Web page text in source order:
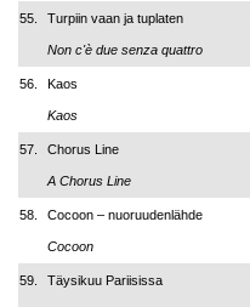
55. Turpiin vaan ja tuplaten
Non c'è due senza quattro
56. Kaos
Kaos
57. Chorus Line
A Chorus Line
58. Cocoon – nuoruudenlähde
Cocoon
59. Täysikuu Pariisissa